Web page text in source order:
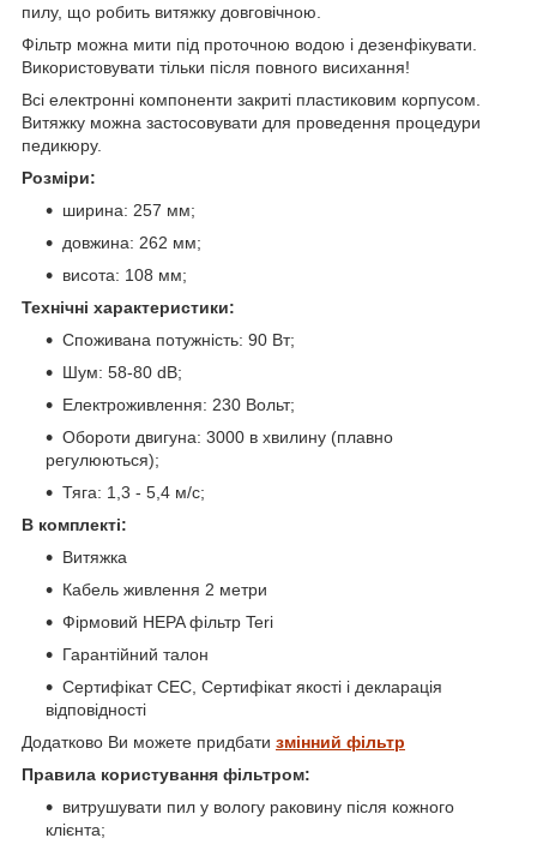
пилу, що робить витяжку довговічною.
Фільтр можна мити під проточною водою і дезенфікувати.
Використовувати тільки після повного висихання!
Всі електронні компоненти закриті пластиковим корпусом.
Витяжку можна застосовувати для проведення процедури
педикюру.
Розміри:
ширина: 257 мм;
довжина: 262 мм;
висота: 108 мм;
Технічні характеристики:
Споживана потужність: 90 Вт;
Шум: 58-80 dB;
Електроживлення: 230 Вольт;
Обороти двигуна: 3000 в хвилину (плавно
регулюються);
Тяга: 1,3 - 5,4 м/с;
В комплекті:
Витяжка
Кабель живлення 2 метри
Фірмовий HEPA фільтр Teri
Гарантійний талон
Сертифікат СЕС, Сертифікат якості і декларація
відповідності
Додатково Ви можете придбати змінний фільтр
Правила користування фільтром:
витрушувати пил у вологу раковину після кожного
клієнта;